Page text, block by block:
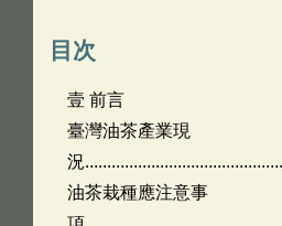
目次
壹 前言
臺灣油茶產業現
況
油茶栽種應注意事